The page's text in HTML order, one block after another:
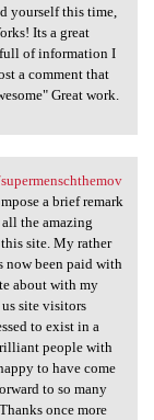
yourself this time,
Its a great
of information I
a comment that
Great work.
viewa brief remark
the amazing
site. My rather
now been paid with
about with my
site visitors
to exist in a
people with
to have come
to so many
once more